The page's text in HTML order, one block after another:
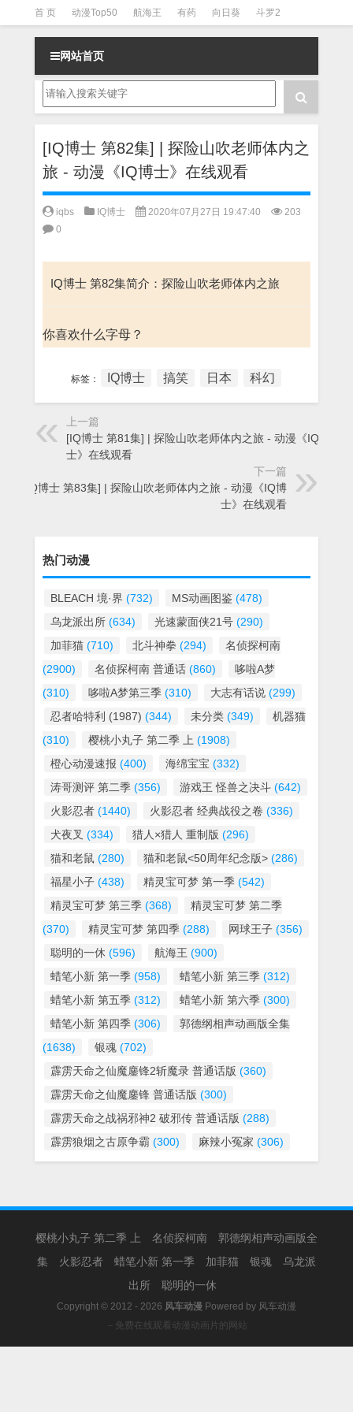
首 页 动漫Top50 航海王 有药 向日葵 斗罗2
斗罗3 火影 一拳超人 柯南 阴阳师 节目清单
网站首页
[IQ博士 第82集] | 探险山吹老师体内之
旅 - 动漫《IQ博士》在线观看
iqbs IQ博士 2020年07月27日 19:47:40
203
0
IQ博士 第82集简介：探险山吹老师体内之旅
你喜欢什么字母？
标签： IQ博士 搞笑 日本 科幻
上一篇
[IQ博士 第81集] | 探险山吹老师体内之旅 - 动漫《IQ博
士》在线观看
下一篇
[IQ博士 第83集] | 探险山吹老师体内之旅 - 动漫《IQ博
士》在线观看
热门动漫
BLEACH 境·界 (732) MS动画图鉴 (478)
乌龙派出所 (634) 光速蒙面侠21号 (290)
加菲猫 (710) 北斗神拳 (294)
名侦探柯南
(2900)
名侦探柯南 普通话 (860)
哆啦A梦
(310)
哆啦A梦第三季 (310) 大志有话说 (299)
忍者哈特利 (1987) (344) 未分类 (349)
机器猫
(310)
樱桃小丸子 第二季 上 (1908)
橙心动漫速报 (400) 海绵宝宝 (332)
涛哥测评 第二季 (356) 游戏王 怪兽之决斗 (642)
火影忍者 (1440) 火影忍者 经典战役之卷 (336)
犬夜叉 (334) 猎人×猎人 重制版 (296)
猫和老鼠 (280) 猫和老鼠<50周年纪念版> (286)
福星小子 (438) 精灵宝可梦 第一季 (542)
精灵宝可梦 第三季 (368)
精灵宝可梦 第二季
(370)
精灵宝可梦 第四季 (288) 网球王子 (356)
聪明的一休 (596) 航海王 (900)
蜡笔小新 第一季 (958) 蜡笔小新 第三季 (312)
蜡笔小新 第五季 (312) 蜡笔小新 第六季 (300)
蜡笔小新 第四季 (306)
郭德纲相声动画版全集
(1638)
银魂 (702)
霹雳天命之仙魔鏖锋2斩魔录 普通话版 (360)
霹雳天命之仙魔鏖锋 普通话版 (300)
霹雳天命之战祸邪神2 破邪传 普通话版 (288)
霹雳狼烟之古原争霸 (300) 麻辣小冤家 (306)
樱桃小丸子 第二季 上 名侦探柯南
郭德纲相声动画版全
集
火影忍者 蜡笔小新 第一季 加菲猫 银魂
乌龙派
出所
聪明的一休
Copyright © 2012 - 2026 风车动漫 Powered by 风车动漫
－免费在线观看动漫动画片的网站